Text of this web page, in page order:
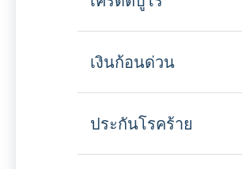
เงินก้อนด่วน
ประกันโรคร้าย